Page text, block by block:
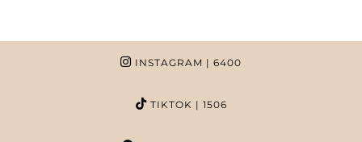
INSTAGRAM | 6400
TIKTOK | 1506